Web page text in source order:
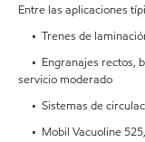
Entre las aplicaciones
• Trenes de
• Engranajes rectos,
servicio moderado
• Sistemas de
• Mobil Vacuoline